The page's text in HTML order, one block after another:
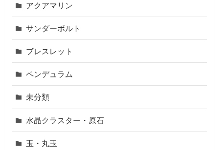
アクアマリン
サンダーボルト
ブレスレット
ペンデュラム
未分類
水晶クラスター・原石
玉・丸玉